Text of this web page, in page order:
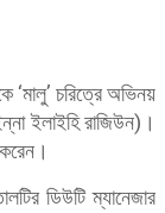
‘মালু’ চরিত্রে অভিনয়
ইলাইহি রাজিউন)।
ডিউটি ম্যানেজার